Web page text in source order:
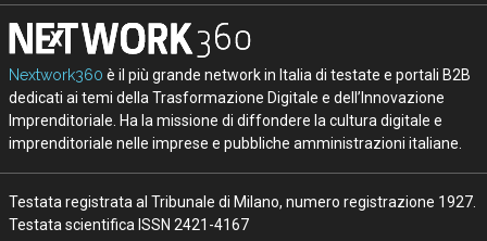
Nextwork360 è il più grande network in Italia di testate e portali B2B
dedicati ai temi della Trasformazione Digitale e dell’Innovazione
Imprenditoriale. Ha la missione di diffondere la cultura digitale e
imprenditoriale nelle imprese e pubbliche amministrazioni italiane.
Testata registrata al Tribunale di Milano, numero registrazione 1927.
Testata scientifica ISSN 2421-4167